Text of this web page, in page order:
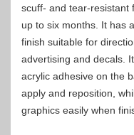
scuff- and tear-resistant
up to six months. It has
finish suitable for
advertising and decals.
acrylic adhesive on the
apply and reposition,
graphics easily when